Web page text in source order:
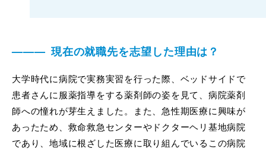
現在の就職先を志望した理由は？
大学時代に病院で実務実習を行った際、ベッドサイドで
患者さんに服薬指導をする薬剤師の姿を見て、病院薬剤
師への憧れが芽生えました。また、急性期医療に興味が
あったため、救命救急センターやドクターヘリ基地病院
であり、地域に根ざした医療に取り組んでいるこの病院